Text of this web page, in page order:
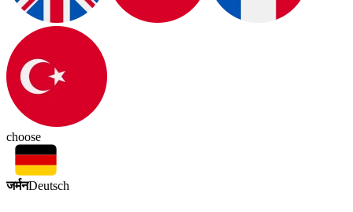
choose
जर्मनDeutsch